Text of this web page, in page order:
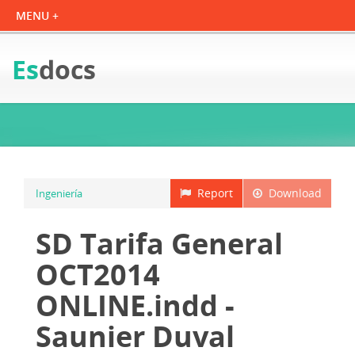
Esdocs
Download
Report
Ingeniería
SD Tarifa General
OCT2014
ONLINE.indd -
Saunier Duval